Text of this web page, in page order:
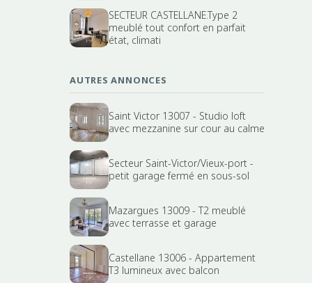
SECTEUR CASTELLANE.Type 2
meublé tout confort en parfait
état, climati
AUTRES ANNONCES
Saint Victor 13007 - Studio loft
avec mezzanine sur cour au calme
Secteur Saint-Victor/Vieux-port -
petit garage fermé en sous-sol
Mazargues 13009 - T2 meublé
avec terrasse et garage
Castellane 13006 - Appartement
T3 lumineux avec balcon